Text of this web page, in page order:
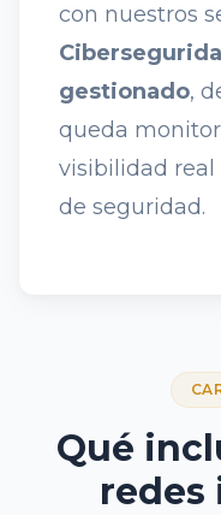
con nuestros
gestionado,
queda
visibilidad real
de seguridad.
Qué
redes